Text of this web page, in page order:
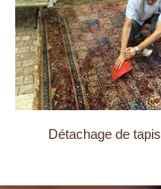
Détachage de tapis